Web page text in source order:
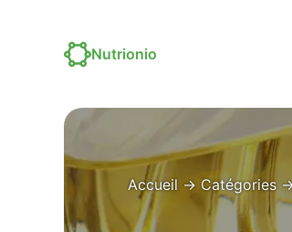
Nutrionio
Accueil → Catégories